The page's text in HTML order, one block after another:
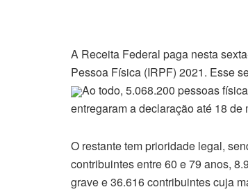
A Receita Federal paga nesta
Pessoa Física (IRPF) 2021. Esse
Ao todo, 5.068.200 pessoas
entregaram a declaração até 18 de
O restante tem prioridade legal,
contribuintes entre 60 e 79 anos,
grave e 36.616 contribuintes cuja